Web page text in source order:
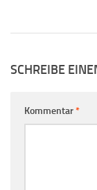
SCHREIBE
Kommentar*